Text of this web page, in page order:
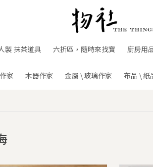
製 抹茶道具 六折區，隨時來找寶 廚房用
家 木器作家 金屬 \ 玻璃作家 布品 \ 紙